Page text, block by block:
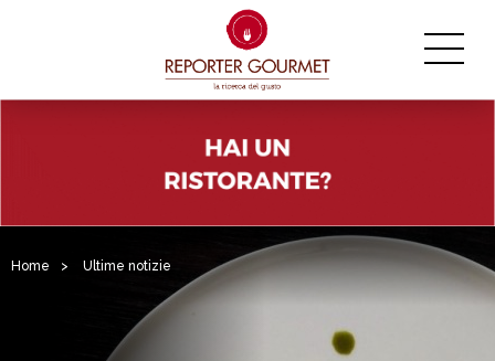
Home > Ultime notizie